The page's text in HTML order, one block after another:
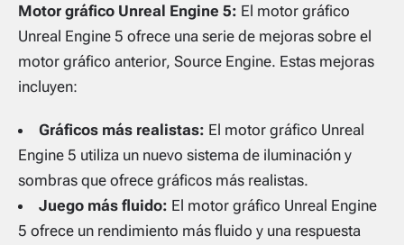
Motor gráfico Unreal Engine 5: El motor gráfico
Unreal Engine 5 ofrece una serie de mejoras sobre el
motor gráfico anterior, Source Engine. Estas mejoras
incluyen:
Gráficos más realistas: El motor gráfico Unreal
Engine 5 utiliza un nuevo sistema de iluminación y
sombras que ofrece gráficos más realistas.
Juego más fluido: El motor gráfico Unreal Engine
5 ofrece un rendimiento más fluido y una respuesta